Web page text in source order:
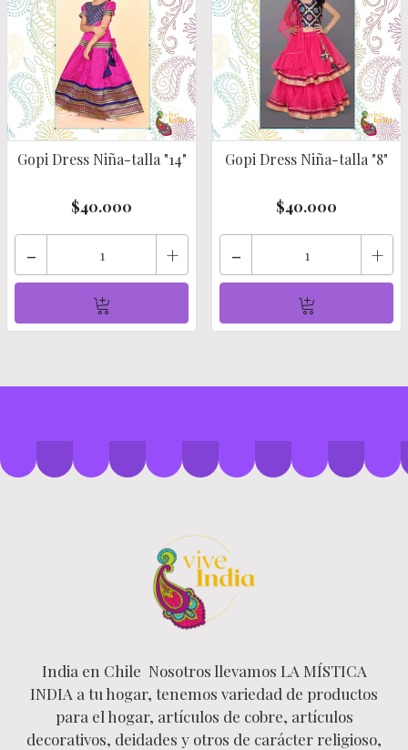
Gopi Dress Niña-talla "14"
$40.000
- +
Gopi Dress Niña-talla "8"
$40.000
- +
India en Chile Nosotros llevamos LA MÍSTICA
INDIA a tu hogar, tenemos variedad de productos
para el hogar, artículos de cobre, artículos
decorativos, deidades y otros de carácter religioso,